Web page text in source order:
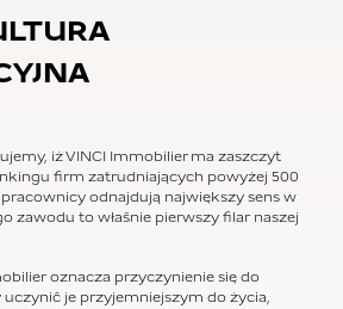
iż VINCI Immobilier ma zaszczyt
powyżej 500
odnajdują największy sens w
oznacza przyczynienie się do
do życia,